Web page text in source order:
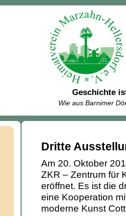
Geschichte
Wie aus Barnimer
Dritte
Am 20. Oktober
ZKR – Zentrum für
eröffnet. Es ist die
eine Kooperation
moderne Kunst